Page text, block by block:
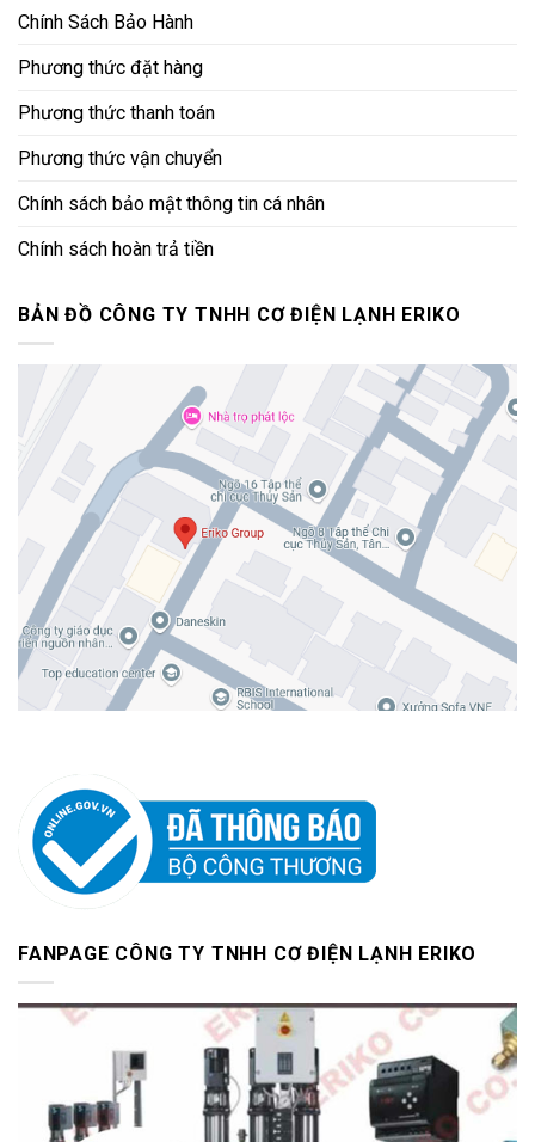
Chính Sách Bảo Hành
Phương thức đặt hàng
Phương thức thanh toán
Phương thức vận chuyển
Chính sách bảo mật thông tin cá nhân
Chính sách hoàn trả tiền
BẢN ĐỒ CÔNG TY TNHH CƠ ĐIỆN LẠNH ERIKO
FANPAGE CÔNG TY TNHH CƠ ĐIỆN LẠNH ERIKO